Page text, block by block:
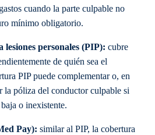
cuando la parte culpable no
mínimo obligatorio.
lesiones personales (PIP): cubre
de quién sea el
PIP puede complementar o, en
la póliza del conductor culpable si
o inexistente.
Pay): similar al PIP, la cobertura